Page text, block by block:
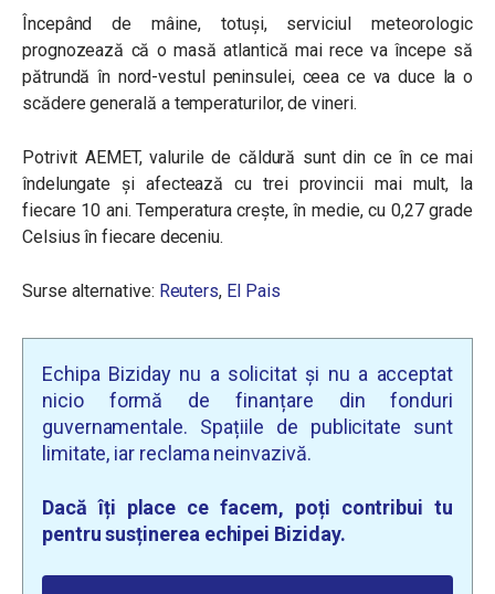
Începând de mâine, totuși, serviciul meteorologic
prognozează că o masă atlantică mai rece va începe să
pătrundă în nord-vestul peninsulei, ceea ce va duce la o
scădere generală a temperaturilor, de vineri.
Potrivit AEMET, valurile de căldură sunt din ce în ce mai
îndelungate și afectează cu trei provincii mai mult, la
fiecare 10 ani. Temperatura crește, în medie, cu 0,27 grade
Celsius în fiecare deceniu.
Surse alternative: Reuters, El Pais
Echipa Biziday nu a solicitat și nu a acceptat
nicio formă de finanțare din fonduri
guvernamentale. Spațiile de publicitate sunt
limitate, iar reclama neinvazivă.
Dacă îți place ce facem, poți contribui tu
pentru susținerea echipei Biziday.